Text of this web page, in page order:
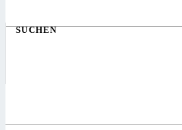
SUCHEN